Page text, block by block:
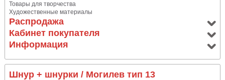
Товары для творчества
Художественные материалы
Распродажа
Кабинет покупателя
Информация
Шнур + шнурки / Могилев тип 13